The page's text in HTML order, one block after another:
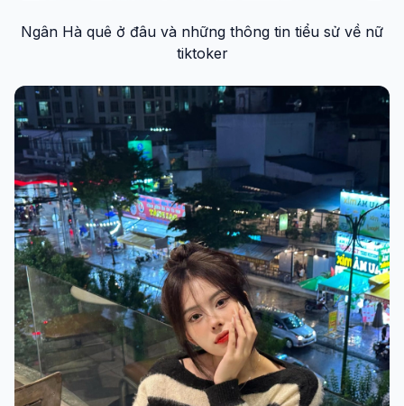
Ngân Hà quê ở đâu và những thông tin tiểu sử về nữ
tiktoker